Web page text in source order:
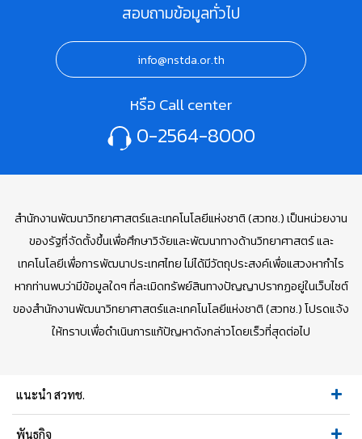
สอบถามข้อมูลทั่วไป
info@nstda.or.th
หรือ Call center
0-2564-8000
สำนักงานพัฒนาวิทยาศาสตร์และเทคโนโลยีแห่งชาติ (สวทช.) เป็นหน่วยงาน
ของรัฐที่จัดตั้งขึ้นเพื่อศึกษาวิจัยและพัฒนาทางด้านวิทยาศาสตร์ และ
เทคโนโลยีเพื่อการพัฒนาประเทศไทย ไม่ได้มีวัตถุประสงค์เพื่อแสวงหากำไร
หากท่านพบว่ามีข้อมูลใดๆ ที่ละเมิดทรัพย์สินทางปัญญาปรากฏอยู่ในเว็บไซต์
ของสำนักงานพัฒนาวิทยาศาสตร์และเทคโนโลยีแห่งชาติ (สวทช.) โปรดแจ้ง
ให้ทราบเพื่อดำเนินการแก้ปัญหาดังกล่าวโดยเร็วที่สุดต่อไป
แนะนำ สวทช.
พันธกิจ